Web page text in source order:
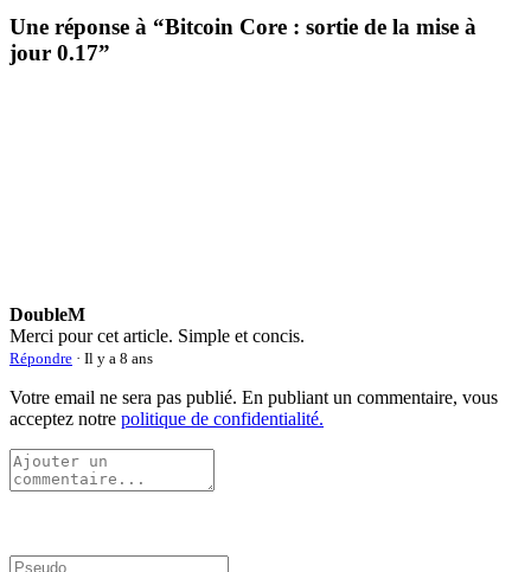
Une réponse à “Bitcoin Core : sortie de la mise à
jour 0.17”
DoubleM
Merci pour cet article. Simple et concis.
Répondre · Il y a 8 ans
Votre email ne sera pas publié. En publiant un commentaire, vous
acceptez notre politique de confidentialité.